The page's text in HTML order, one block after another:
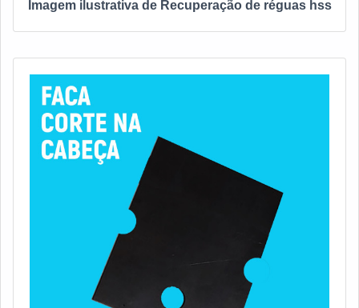
Imagem ilustrativa de Recuperação de réguas hss